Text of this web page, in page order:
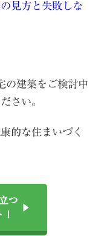
見方と失敗しな
の建築をご検討中
さい。
的な住まいづく
つ